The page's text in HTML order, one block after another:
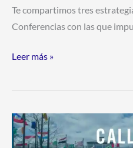
Te compartimos tres
Conferencias con las que
Leer más »
Conferencia
Internacional